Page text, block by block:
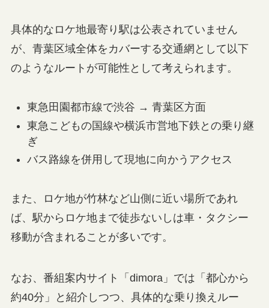
具体的なロケ地最寄り駅は公表されていません
が、青葉区域全体をカバーする交通網として以下
のようなルートが可能性として考えられます。
東急田園都市線で渋谷 → 青葉区方面
東急こどもの国線や横浜市営地下鉄との乗り継
ぎ
バス路線を併用して現地に向かうアクセス
また、ロケ地が竹林など山側に近い場所であれ
ば、駅からロケ地まで徒歩ないしは車・タクシー
移動が含まれることが多いです。
なお、番組案内サイト「dimora」では「都心から
約40分」と紹介しつつ、具体的な乗り換えルー